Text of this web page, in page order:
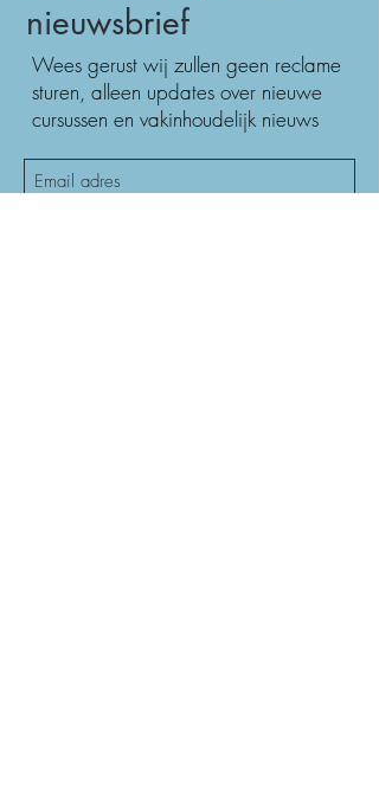
nieuwsbrief
Wees gerust wij zullen geen reclame
sturen, alleen updates over nieuwe
cursussen en vakinhoudelijk nieuws